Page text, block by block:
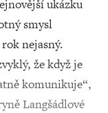
ukázku
smysl
nejasný.
že když je
komunikuje“,
Langšádlové